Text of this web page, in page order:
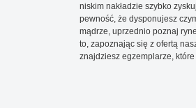
niskim nakładzie szybko
pewność, że dysponujesz
mądrze, uprzednio poznaj
to, zapoznając się z ofertą
znajdziesz egzemplarze,